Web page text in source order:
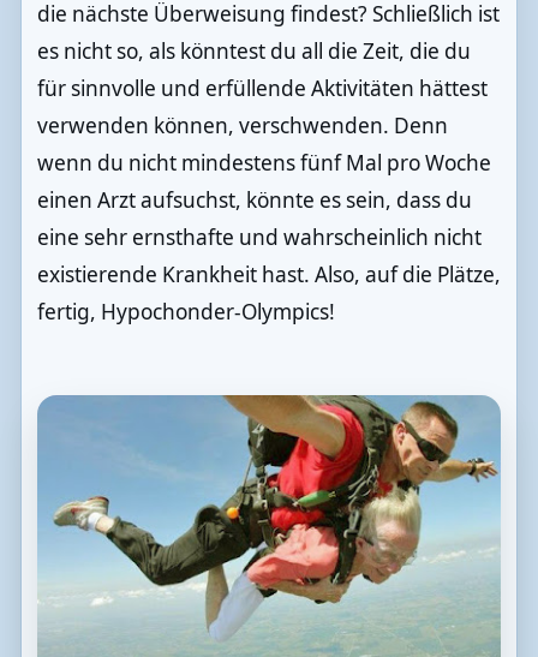
die nächste Überweisung findest? Schließlich ist
es nicht so, als könntest du all die Zeit, die du
für sinnvolle und erfüllende Aktivitäten hättest
verwenden können, verschwenden. Denn
wenn du nicht mindestens fünf Mal pro Woche
einen Arzt aufsuchst, könnte es sein, dass du
eine sehr ernsthafte und wahrscheinlich nicht
existierende Krankheit hast. Also, auf die Plätze,
fertig, Hypochonder-Olympics!